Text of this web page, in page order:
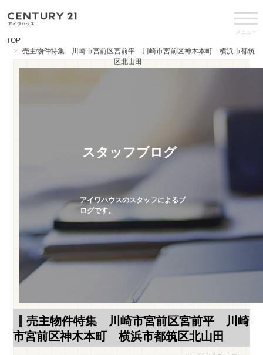
メニュー
TOP
売主物件特集 川崎市宮前区宮前平 川崎市宮前区神木本町 横浜市都筑
区北山田
スタッフブログ
アイワハウスのスタッフによるブ
ログです。
売主物件特集 川崎市宮前区宮前平 川崎
市宮前区神木本町 横浜市都筑区北山田